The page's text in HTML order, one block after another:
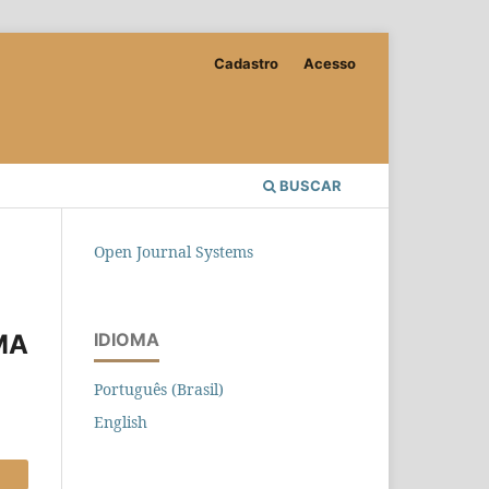
BUSCAR
Cadastro Acesso
Open Journal Systems
IDIOMA
Português (Brasil)
English